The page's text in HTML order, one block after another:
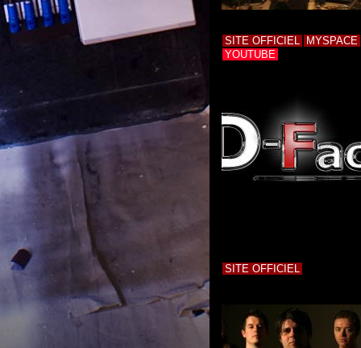
SITE OFFICIEL
MYSPACE
YOUTUBE
SITE OFFICIEL